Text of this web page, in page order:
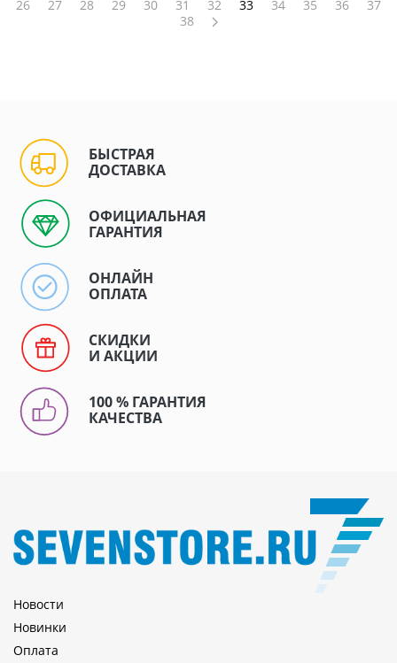
26
27 28 29 30 31 32 33 34 35 36
37
38
БЫСТРАЯ
ДОСТАВКА
ОФИЦИАЛЬНАЯ
ГАРАНТИЯ
ОНЛАЙН
ОПЛАТА
СКИДКИ
И АКЦИИ
100 % ГАРАНТИЯ
КАЧЕСТВА
Новости
Новинки
Оплата